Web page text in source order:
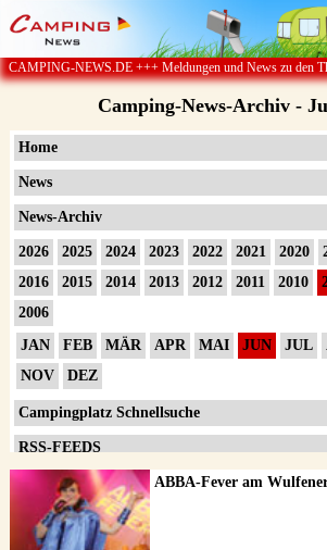
+++ Meldungen und News zu den Themen
Camping-News-Archiv -
Home
News
News-Archiv
2026 2025 2024 2023 2022 2021 2020
2016
2015 2014 2013 2012 2011 2010
2006
JAN
FEB MÄR APR MAI JUN JUL
NOV
DEZ
Campingplatz Schnellsuche
RSS-FEEDS
Impressum
Datenschutzerklärung
ABBA-Fever am